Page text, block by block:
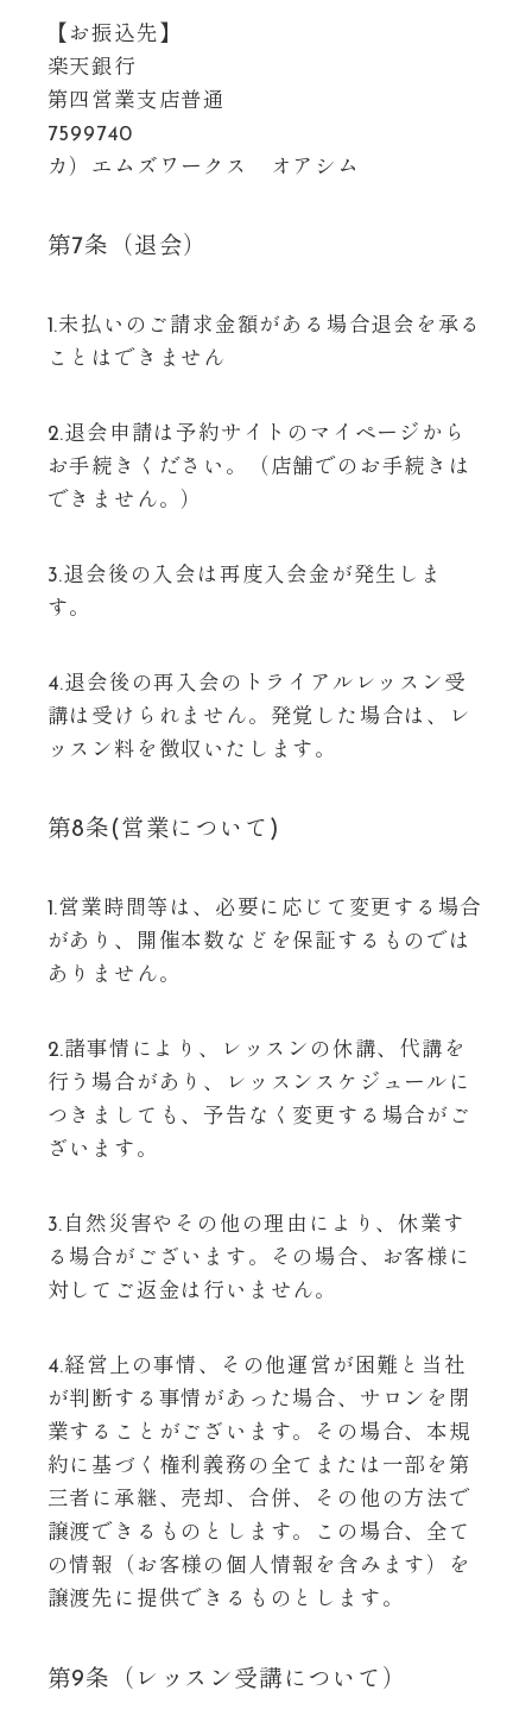
【お振込先】
楽天銀行
第四営業支店普通
7599740
カ）エムズワークス オアシム
第7条（退会）
1.未払いのご請求金額がある場合退会を承る
ことはできません
2.退会申請は予約サイトのマイページから
お手続きください。（店舗でのお手続きは
できません。）
3.退会後の入会は再度入会金が発生しま
す。
4.退会後の再入会のトライアルレッスン受
講は受けられません。発覚した場合は、レ
ッスン料を徴収いたします。
第8条(営業について)
1.営業時間等は、必要に応じて変更する場合
があり、開催本数などを保証するものでは
ありません。
2.諸事情により、レッスンの休講、代講を
行う場合があり、レッスンスケジュールに
つきましても、予告なく変更する場合がご
ざいます。
3.自然災害やその他の理由により、休業す
る場合がございます。その場合、お客様に
対してご返金は行いません。
4.経営上の事情、その他運営が困難と当社
が判断する事情があった場合、サロンを閉
業することがございます。その場合、本規
約に基づく権利義務の全てまたは一部を第
三者に承継、売却、合併、その他の方法で
譲渡できるものとします。この場合、全て
の情報（お客様の個人情報を含みます）を
譲渡先に提供できるものとします。
第9条（レッスン受講について）